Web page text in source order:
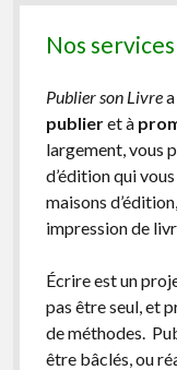
Nos services
Publier son Livre
publieret à
largement, vous
d’édition qui
maisons
impression de
Écrire est un
pas être seul, et
de méthodes.
être bâclés, ou